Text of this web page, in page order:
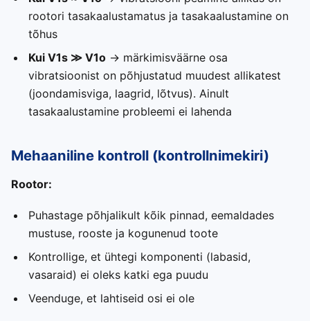
rootori tasakaalustamatus ja tasakaalustamine on
tõhus
Kui V1s ≫ V1o→ märkimisväärne osa
vibratsioonist on põhjustatud muudest allikatest
(joondamisviga, laagrid, lõtvus). Ainult
tasakaalustamine probleemi ei lahenda
Mehaaniline kontroll (kontrollnimekiri)
Rootor:
Puhastage põhjalikult kõik pinnad, eemaldades
mustuse, rooste ja kogunenud toote
Kontrollige, et ühtegi komponenti (labasid,
vasaraid) ei oleks katki ega puudu
Veenduge, et lahtiseid osi ei ole